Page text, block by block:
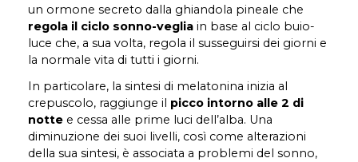
un ormone secreto dalla ghiandola pineale che
regola il ciclo sonno-veglia in base al ciclo buio-
luce che, a sua volta, regola il susseguirsi dei giorni e
la normale vita di tutti i giorni.
In particolare, la sintesi di melatonina inizia al
crepuscolo, raggiunge il picco intorno alle 2 di
notte e cessa alle prime luci dell’alba. Una
diminuzione dei suoi livelli, così come alterazioni
della sua sintesi, è associata a problemi del sonno,